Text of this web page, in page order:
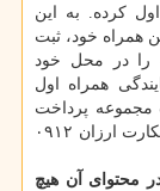
كرده. به این
همراه خود، ثبت
را در محل خود
همراه اول
مجموعه پرداخت
خواهد شد پس حتما نگاهی كوتاه به فهرست سیمكارت ارزان ۰۹۱۲
محتوای آن هیچ